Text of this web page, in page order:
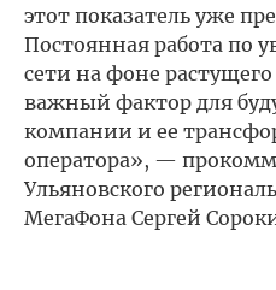
этот показатель уже
Постоянная работа по
сети на фоне
важный фактор для
компании и ее
оператора», —
Ульяновского
МегаФона Сергей